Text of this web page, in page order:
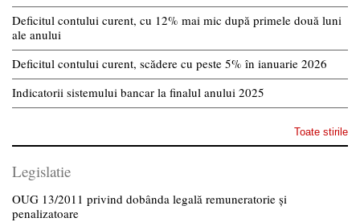
Deficitul contului curent, cu 12% mai mic după primele două luni
ale anului
Deficitul contului curent, scădere cu peste 5% în ianuarie 2026
Indicatorii sistemului bancar la finalul anului 2025
Toate stirile
Legislatie
OUG 13/2011 privind dobânda legală remuneratorie și
penalizatoare